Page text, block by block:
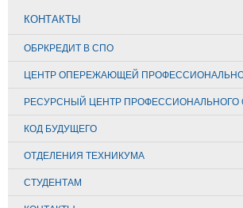
КОНТАКТЫ
ОБРКРЕДИТ В СПО
ЦЕНТР ОПЕРЕЖАЮЩЕЙ
РЕСУРСНЫЙ ЦЕНТР ПРОФЕССИОНАЛЬНОГО
КОД БУДУЩЕГО
ОТДЕЛЕНИЯ ТЕХНИКУМА
СТУДЕНТАМ